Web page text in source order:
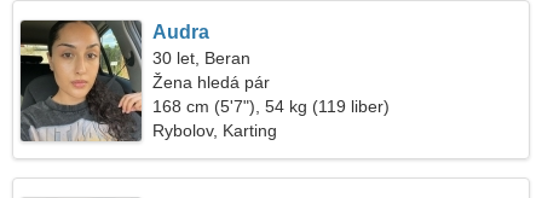
Audra
30 let, Beran
Žena hledá pár
168 cm (5'7"), 54 kg (119 liber)
Rybolov, Karting